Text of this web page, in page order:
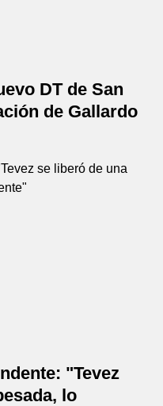
DT de San
de Gallardo
"Tevez
lo